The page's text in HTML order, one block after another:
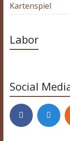
Kartenspiel
Labor
Social